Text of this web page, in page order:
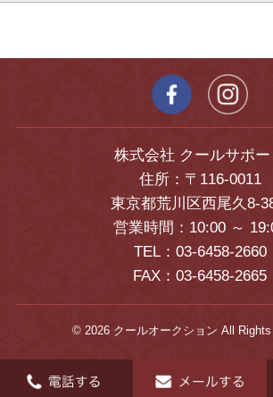
株式会社 クールサポー
住所：〒116-0011
東京都荒川区西尾久8-
営業時間：10:00 ～
TEL：03-6458-2660
FAX：03-6458-2665
© 2026 クールオークション All